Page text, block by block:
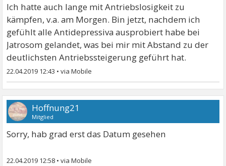
Ich hatte auch lange mit Antriebslosigkeit zu
kämpfen, v.a. am Morgen. Bin jetzt, nachdem ich
gefühlt alle Antidepressiva ausprobiert habe bei
Jatrosom gelandet, was bei mir mit Abstand zu der
deutlichsten Antriebssteigerung geführt hat.
22.04.2019 12:43 •
Hoffnung21
Mitglied
Sorry, hab grad erst das Datum gesehen
22.04.2019 12:58 •